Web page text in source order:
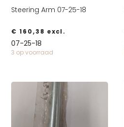
Steering Arm 07-25-18
€ 160,38 excl.
07-25-18
3 op voorraad